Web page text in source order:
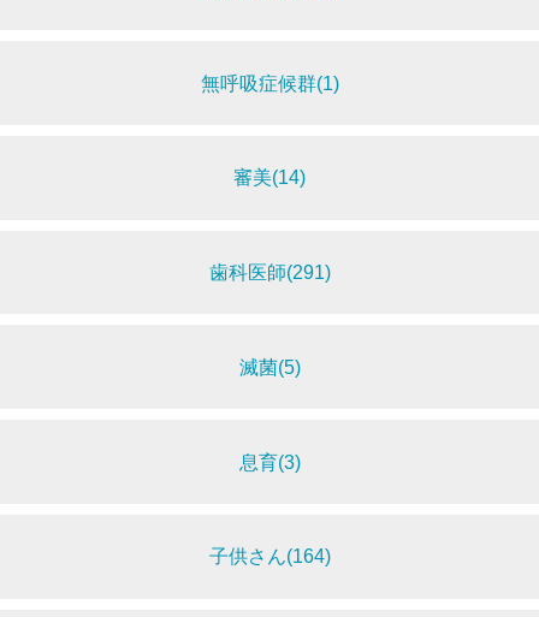
無呼吸症候群(1)
審美(14)
歯科医師(291)
滅菌(5)
息育(3)
子供さん(164)